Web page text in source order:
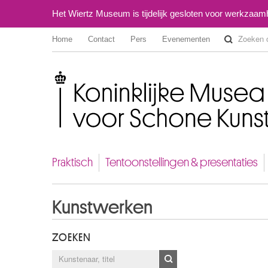
Het Wiertz Museum is tijdelijk gesloten voor
Home Contact Pers Evenementen
Praktisch Tentoonstellingen & presentaties
Kunstwerken
ZOEKEN